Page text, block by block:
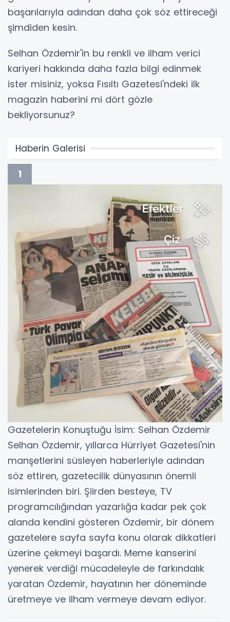
başarılarıyla adından daha çok söz ettireceği
şimdiden kesin.
Selhan Özdemir'in bu renkli ve ilham verici
kariyeri hakkında daha fazla bilgi edinmek
ister misiniz, yoksa Fısıltı Gazetesi'ndeki ilk
magazin haberini mi dört gözle
bekliyorsunuz?
Haberin Galerisi
1
Gazetelerin Konuştuğu İsim: Selhan Özdemir
Selhan Özdemir, yıllarca Hürriyet Gazetesi'nin
manşetlerini süsleyen haberleriyle adından
söz ettiren, gazetecilik dünyasının önemli
isimlerinden biri. Şiirden besteye, TV
programcılığından yazarlığa kadar pek çok
alanda kendini gösteren Özdemir, bir dönem
gazetelere sayfa sayfa konu olarak dikkatleri
üzerine çekmeyi başardı. Meme kanserini
yenerek verdiği mücadeleyle de farkındalık
yaratan Özdemir, hayatının her döneminde
üretmeye ve ilham vermeye devam ediyor.